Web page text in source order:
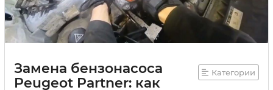
Замена бензонасоса
Peugeot Partner: как
Категории